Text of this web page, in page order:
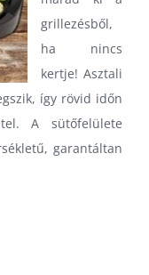
grillezésből,
ha nincs
kertje! Asztali
így rövid időn
A sütőfelülete
garantáltan